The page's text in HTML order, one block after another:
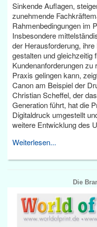
Sinkende Auflagen,
zunehmende
Rahmenbedingungen im
Insbesondere
der Herausforderung,
gestalten und gleichzeitig
Kundenanforderungen zu
Praxis gelingen kann,
Canon am Beispiel der
Christian Scheffel, der
Generation führt, hat die
Digitaldruck umgestellt
weitere Entwicklung des
Weiterlesen...
Die